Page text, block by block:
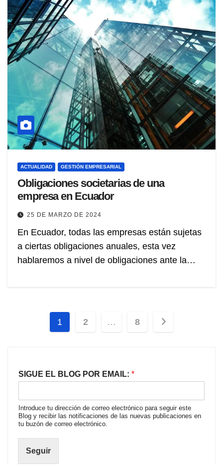
ACTUALIDAD GESTIÓN EMPRESARIAL
Obligaciones societarias de una
empresa en Ecuador
25 DE MARZO DE 2024
En Ecuador, todas las empresas están sujetas
a ciertas obligaciones anuales, esta vez
hablaremos a nivel de obligaciones ante la…
Paginación
1 2 … 8
SIGUE EL BLOG POR EMAIL: *
Introduce tu dirección de correo electrónico para seguir este
Blog y recibir las notificaciones de las nuevas publicaciones en
tu buzón de correo electrónico.
Seguir